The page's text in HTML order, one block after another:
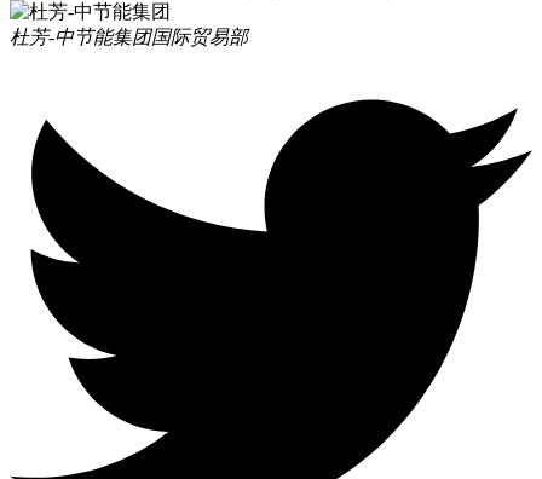
杜芳-中节能集团国际贸易部